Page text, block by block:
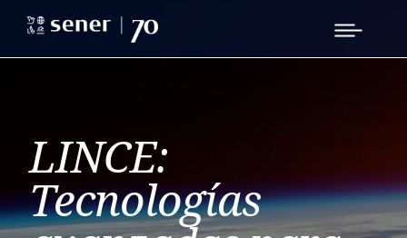
LINCE:
Tecnologías